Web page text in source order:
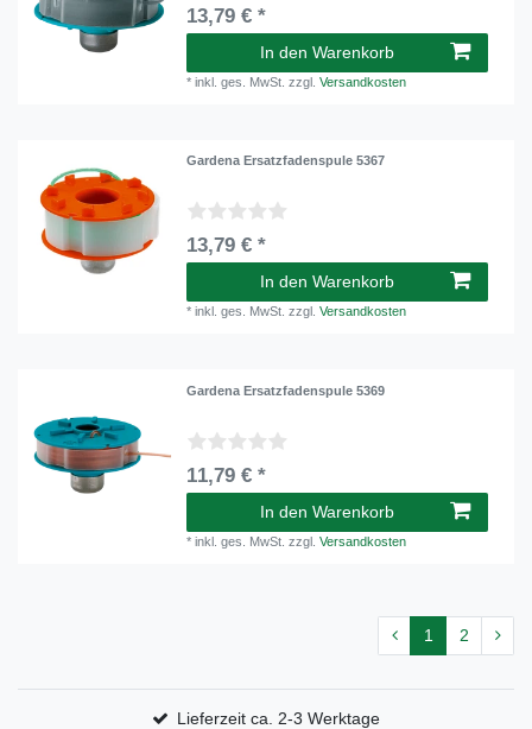
13,79 € *
In den Warenkorb
*inkl. ges. MwSt. zzgl.Versandkosten
Gardena Ersatzfadenspule 5367
13,79 € *
In den Warenkorb
*inkl. ges. MwSt. zzgl.Versandkosten
Gardena Ersatzfadenspule 5369
11,79 € *
In den Warenkorb
*inkl. ges. MwSt. zzgl.Versandkosten
1 2
Lieferzeit ca. 2-3 Werktage